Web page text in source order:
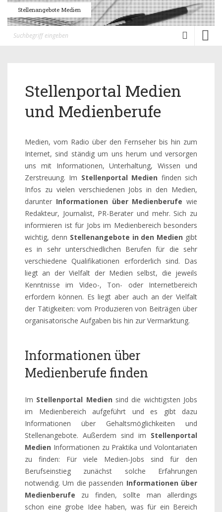
Stellenangebote Medien
Stellenportal Medien
und Medienberufe
Medien, vom Radio über den Fernseher bis hin zum
Internet, sind ständig um uns herum und versorgen
uns mit Informationen, Unterhaltung, Wissen und
Zerstreuung. Im Stellenportal Medien finden sich
Infos zu vielen verschiedenen Jobs in den Medien,
darunter Informationen über Medienberufe wie
Redakteur, Journalist, PR-Berater und mehr. Sich zu
informieren ist für Jobs im Medienbereich besonders
wichtig, denn Stellenangebote in den Medien gibt
es in sehr unterschiedlichen Berufen für die sehr
verschiedene Qualifikationen erforderlich sind. Das
liegt an der Vielfalt der Medien selbst, die jeweils
Kenntnisse im Video-, Ton- oder Internetbereich
erfordern können. Es liegt aber auch an der Vielfalt
der Tätigkeiten: vom Produzieren von Beiträgen über
organisatorische Aufgaben bis hin zur Vermarktung.
Informationen über
Medienberufe finden
Im Stellenportal Medien sind die wichtigsten Jobs
im Medienbereich aufgeführt und es gibt dazu
Informationen über Gehaltsmöglichkeiten und
Stellenangebote. Außerdem sind im Stellenportal
Medien Informationen zu Praktika und Volontariaten
zu finden: Für viele Medien-Jobs sind für den
Berufseinstieg zunächst solche Erfahrungen
notwendig. Um die passenden Informationen über
Medienberufe zu finden, sollte man allerdings
schon eine grobe Idee haben, was für ein Bereich